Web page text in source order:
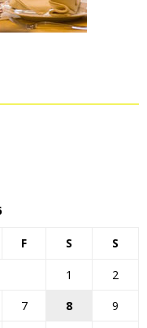
F S S
1
2
7 8
9